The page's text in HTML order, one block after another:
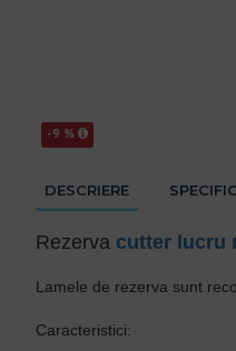
-9 %
DESCRIERE
Rezerva cutter lucru
Lamele de rezerva sunt
Caracteristici: